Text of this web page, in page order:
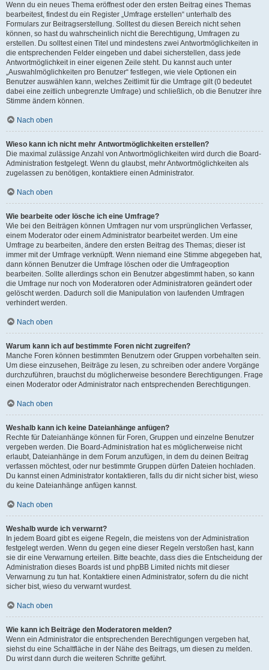
Wenn du ein neues Thema eröffnest oder den ersten Beitrag eines Themas
bearbeitest, findest du ein Register „Umfrage erstellen“ unterhalb des
Formulars zur Beitragserstellung. Solltest du diesen Bereich nicht sehen
können, so hast du wahrscheinlich nicht die Berechtigung, Umfragen zu
erstellen. Du solltest einen Titel und mindestens zwei Antwortmöglichkeiten in
die entsprechenden Felder eingeben und dabei sicherstellen, dass jede
Antwortmöglichkeit in einer eigenen Zeile steht. Du kannst auch unter
„Auswahlmöglichkeiten pro Benutzer“ festlegen, wie viele Optionen ein
Benutzer auswählen kann, welches Zeitlimit für die Umfrage gilt (0 bedeutet
dabei eine zeitlich unbegrenzte Umfrage) und schließlich, ob die Benutzer ihre
Stimme ändern können.
Nach oben
Wieso kann ich nicht mehr Antwortmöglichkeiten erstellen?
Die maximal zulässige Anzahl von Antwortmöglichkeiten wird durch die Board-
Administration festgelegt. Wenn du glaubst, mehr Antwortmöglichkeiten als
zugelassen zu benötigen, kontaktiere einen Administrator.
Nach oben
Wie bearbeite oder lösche ich eine Umfrage?
Wie bei den Beiträgen können Umfragen nur vom ursprünglichen Verfasser,
einem Moderator oder einem Administrator bearbeitet werden. Um eine
Umfrage zu bearbeiten, ändere den ersten Beitrag des Themas; dieser ist
immer mit der Umfrage verknüpft. Wenn niemand eine Stimme abgegeben hat,
dann können Benutzer die Umfrage löschen oder die Umfrageoption
bearbeiten. Sollte allerdings schon ein Benutzer abgestimmt haben, so kann
die Umfrage nur noch von Moderatoren oder Administratoren geändert oder
gelöscht werden. Dadurch soll die Manipulation von laufenden Umfragen
verhindert werden.
Nach oben
Warum kann ich auf bestimmte Foren nicht zugreifen?
Manche Foren können bestimmten Benutzern oder Gruppen vorbehalten sein.
Um diese einzusehen, Beiträge zu lesen, zu schreiben oder andere Vorgänge
durchzuführen, brauchst du möglicherweise besondere Berechtigungen. Frage
einen Moderator oder Administrator nach entsprechenden Berechtigungen.
Nach oben
Weshalb kann ich keine Dateianhänge anfügen?
Rechte für Dateianhänge können für Foren, Gruppen und einzelne Benutzer
vergeben werden. Die Board-Administration hat es möglicherweise nicht
erlaubt, Dateianhänge in dem Forum anzufügen, in dem du deinen Beitrag
verfassen möchtest, oder nur bestimmte Gruppen dürfen Dateien hochladen.
Du kannst einen Administrator kontaktieren, falls du dir nicht sicher bist, wieso
du keine Dateianhänge anfügen kannst.
Nach oben
Weshalb wurde ich verwarnt?
In jedem Board gibt es eigene Regeln, die meistens von der Administration
festgelegt werden. Wenn du gegen eine dieser Regeln verstoßen hast, kann
sie dir eine Verwarnung erteilen. Bitte beachte, dass dies die Entscheidung der
Administration dieses Boards ist und phpBB Limited nichts mit dieser
Verwarnung zu tun hat. Kontaktiere einen Administrator, sofern du die nicht
sicher bist, wieso du verwarnt wurdest.
Nach oben
Wie kann ich Beiträge den Moderatoren melden?
Wenn ein Administrator die entsprechenden Berechtigungen vergeben hat,
siehst du eine Schaltfläche in der Nähe des Beitrags, um diesen zu melden.
Du wirst dann durch die weiteren Schritte geführt.